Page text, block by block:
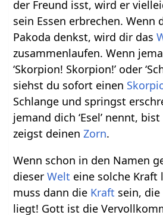
der Freund isst, wird er
sein Essen erbrechen. Wenn
Pakoda denkst, wird dir das
zusammenlaufen. Wenn
‘Skorpion! Skorpion!’ oder
siehst du sofort einen
Schlange und springst
jemand dich ‘Esel’ nennt,
zeigst deinenZorn.
Wenn schon in den Namen
dieserWelt eine solche
muss dann die Kraft sein,
liegt! Gott ist die